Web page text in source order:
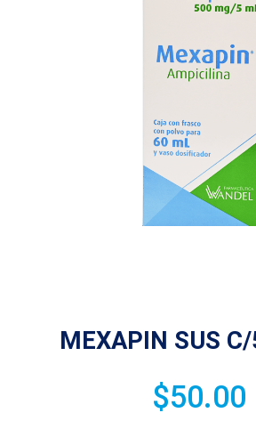
MEXAPIN SUS
$50.00